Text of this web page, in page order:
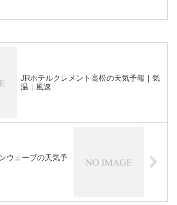
JRホテルクレメント高松の天気予報｜気
温｜風速
ウェーブの天気予